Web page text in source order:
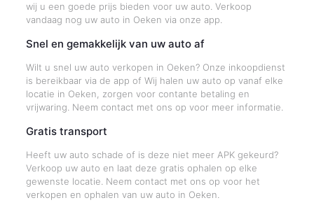
wij u een goede prijs bieden voor uw auto. Verkoop
vandaag nog uw auto in Oeken via onze app.
Snel en gemakkelijk van uw auto af
Wilt u snel uw auto verkopen in Oeken? Onze inkoopdienst
is bereikbaar via de app of Wij halen uw auto op vanaf elke
locatie in Oeken, zorgen voor contante betaling en
vrijwaring. Neem contact met ons op voor meer informatie.
Gratis transport
Heeft uw auto schade of is deze niet meer APK gekeurd?
Verkoop uw auto en laat deze gratis ophalen op elke
gewenste locatie. Neem contact met ons op voor het
verkopen en ophalen van uw auto in Oeken.